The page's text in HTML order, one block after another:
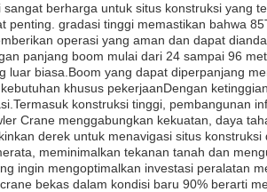
sangat berharga untuk situs konstruksi yang
penting. gradasi tinggi memastikan bahwa
operasi yang aman dan dapat
panjang boom mulai dari 24 sampai 96
luar biasa.Boom yang dapat diperpanjang
khusus pekerjaanDengan
konstruksi tinggi, pembangunan
Crane menggabungkan kekuatan, daya
derek untuk menavigasi situs
meminimalkan tekanan tanah dan
ingin mengoptimalkan investasi peralatan
bekas dalam kondisi baru 90% berarti